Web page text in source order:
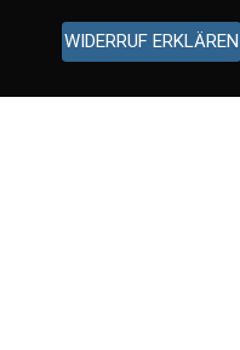
WIDERRUF ERKLÄREN